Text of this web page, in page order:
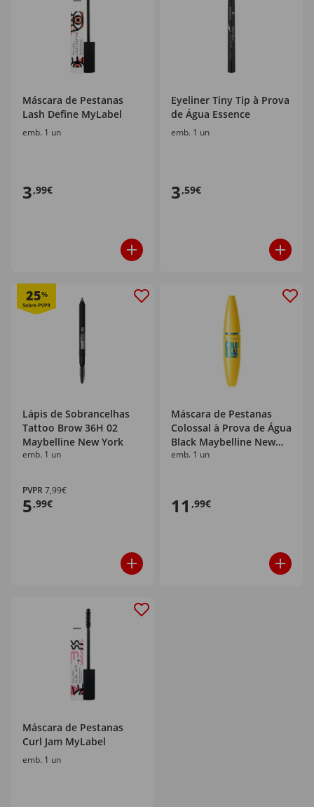
Máscara de Pestanas
Lash Define MyLabel
emb. 1 un
3,99€
Eyeliner Tiny Tip à Prova
de Água Essence
emb. 1 un
3,59€
25%
Lápis de Sobrancelhas
Tattoo Brow 36H 02
Maybelline New York
emb. 1 un
PVPR7,99€
5,99€
Máscara de Pestanas
Colossal à Prova de Água
Black Maybelline New
York
emb. 1 un
11 ,99€
Máscara de Pestanas
Curl Jam MyLabel
emb. 1 un